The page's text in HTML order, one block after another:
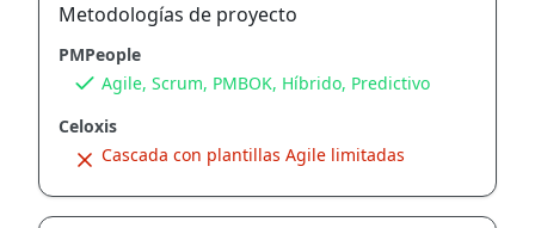
Metodologías de proyecto
PMPeople
Agile, Scrum, PMBOK, Híbrido, Predictivo
Celoxis
Cascada con plantillas Agile limitadas